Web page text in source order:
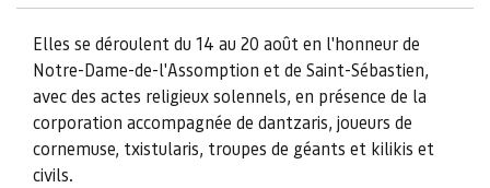
Elles se déroulent du 14 au 20 août en l'honneur de
Notre-Dame-de-l'Assomption et de Saint-Sébastien,
avec des actes religieux solennels, en présence de la
corporation accompagnée de dantzaris, joueurs de
cornemuse, txistularis, troupes de géants et kilikis et
civils.